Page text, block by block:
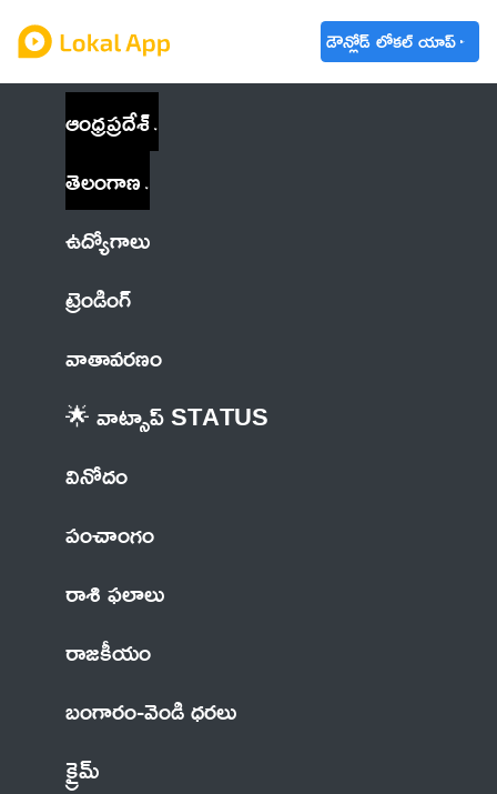
డౌన్లోడ్ లోకల్ యాప్
ఆంధ్రప్రదేశ్
తెలంగాణ
ఉద్యోగాలు
ట్రెండింగ్
వాతావరణం
🌟 వాట్సాప్ STATUS
వినోదం
పంచాంగం
రాశి ఫలాలు
రాజకీయం
బంగారం-వెండి ధరలు
క్రైమ్